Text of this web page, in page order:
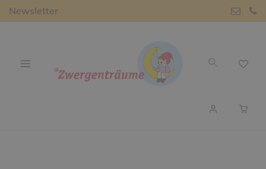
Newsletter